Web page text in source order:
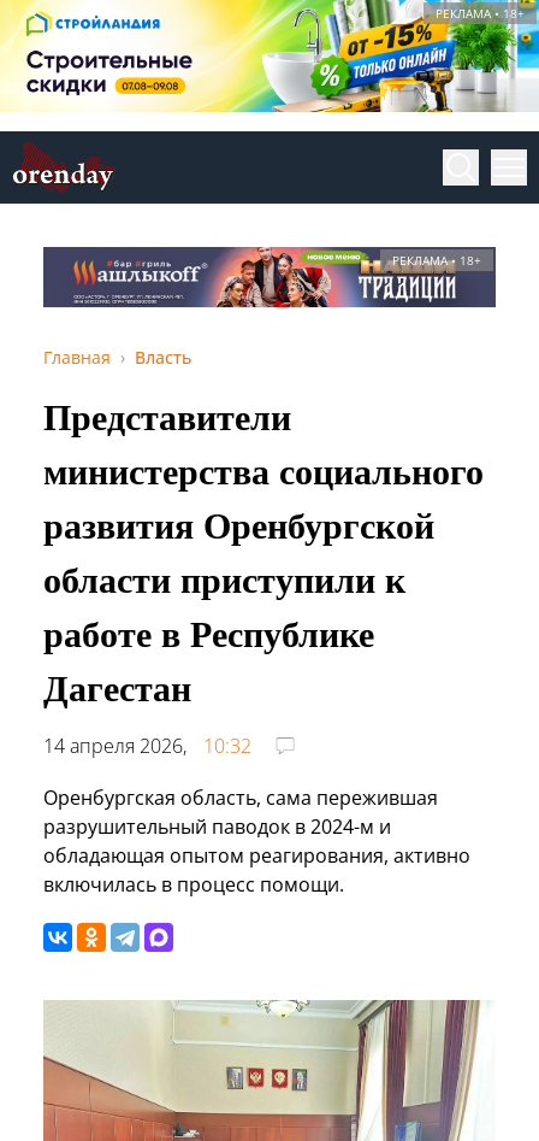
РЕКЛАМА • 18+
РЕКЛАМА • 18+
Главная Власть
Представители
министерства социального
развития Оренбургской
области приступили к
работе в Республике
Дагестан
14 апреля 2026,
10:32
Оренбургская область, сама пережившая
разрушительный паводок в 2024-м и
обладающая опытом реагирования, активно
включилась в процесс помощи.